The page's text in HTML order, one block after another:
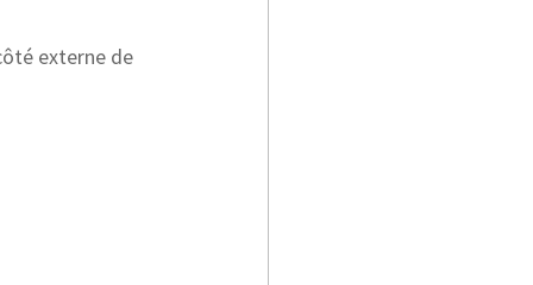
externe de